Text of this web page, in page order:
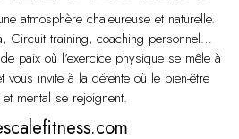
atmosphère chaleureuse et naturelle.
Circuit training, coaching personnel…
paix où l’exercice physique se mêle à
vous invite à la détente où le bien-être
mental se rejoignent.